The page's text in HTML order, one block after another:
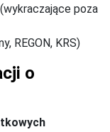
poza
REGON, KRS)
o